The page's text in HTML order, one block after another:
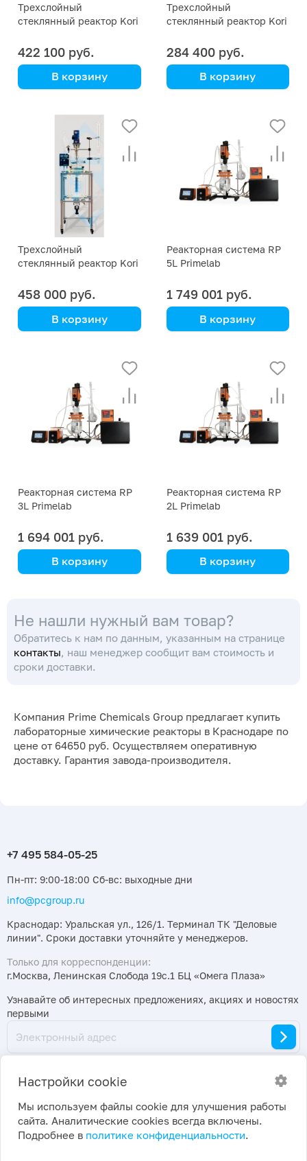
Трехслойный
стеклянный реактор Kori
422 100 руб.
В корзину
Трехслойный
стеклянный реактор Kori
284 400 руб.
В корзину
Трехслойный
стеклянный реактор Kori
458 000 руб.
В корзину
Реакторная система RP
5L Primelab
1 749 001 руб.
В корзину
установка для синтеза,
исследований и
пилотных испытаний.
Реакторная система RP
3L Primelab
1 694 001 руб.
В корзину
комплект для синтеза
Реакторная система RP
2L Primelab
1 639 001 руб.
В корзину
лабораторная
реакторная система
Не нашли нужный вам товар?
Обратитесь к нам по данным, указанным на странице
контакты, наш менеджер сообщит вам стоимость и
сроки доставки.
Компания Prime Chemicals Group предлагает купить
лабораторные химические реакторы в Краснодаре по
цене от 64650 руб. Осуществляем оперативную
доставку. Гарантия завода-производителя.
Пн-пт: 9:00-18:00 Сб-вс: выходные дни
info@pcgroup.ru
Краснодар: Уральская ул., 126/1. Терминал ТК "Деловые
линии". Сроки доставки уточняйте у менеджеров.
Только для корреспонденции:
г.Москва, Ленинская Слобода 19с.1 БЦ «Омега Плаза»
Узнавайте об интересных предложениях, акциях и новостях
первыми
2026 ©
ПраймКемикалсГрупп
Политика конфиденциальности
Настройки cookie
Настройки cookie
Мы используем файлы cookie для улучшения работы
сайта. Аналитические cookies всегда включены.
Подробнее в политике конфиденциальности.